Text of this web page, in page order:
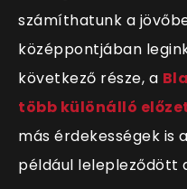
számíthatunk a
középpontjában
következő része, a
több különálló
más érdekességek is
például lelepleződött